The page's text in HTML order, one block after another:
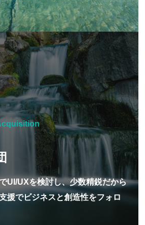
UI/UXを検討し、少数精鋭だから
援でビジネスと創造性をフォロ